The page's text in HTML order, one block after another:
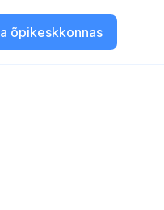
õpikeskkonnas